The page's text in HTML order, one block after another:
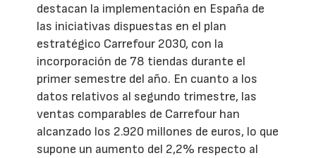
destacan la implementación en España de
las iniciativas dispuestas en el plan
estratégico Carrefour 2030, con la
incorporación de 78 tiendas durante el
primer semestre del año. En cuanto a los
datos relativos al segundo trimestre, las
ventas comparables de Carrefour han
alcanzado los 2.920 millones de euros, lo que
supone un aumento del 2,2% respecto al